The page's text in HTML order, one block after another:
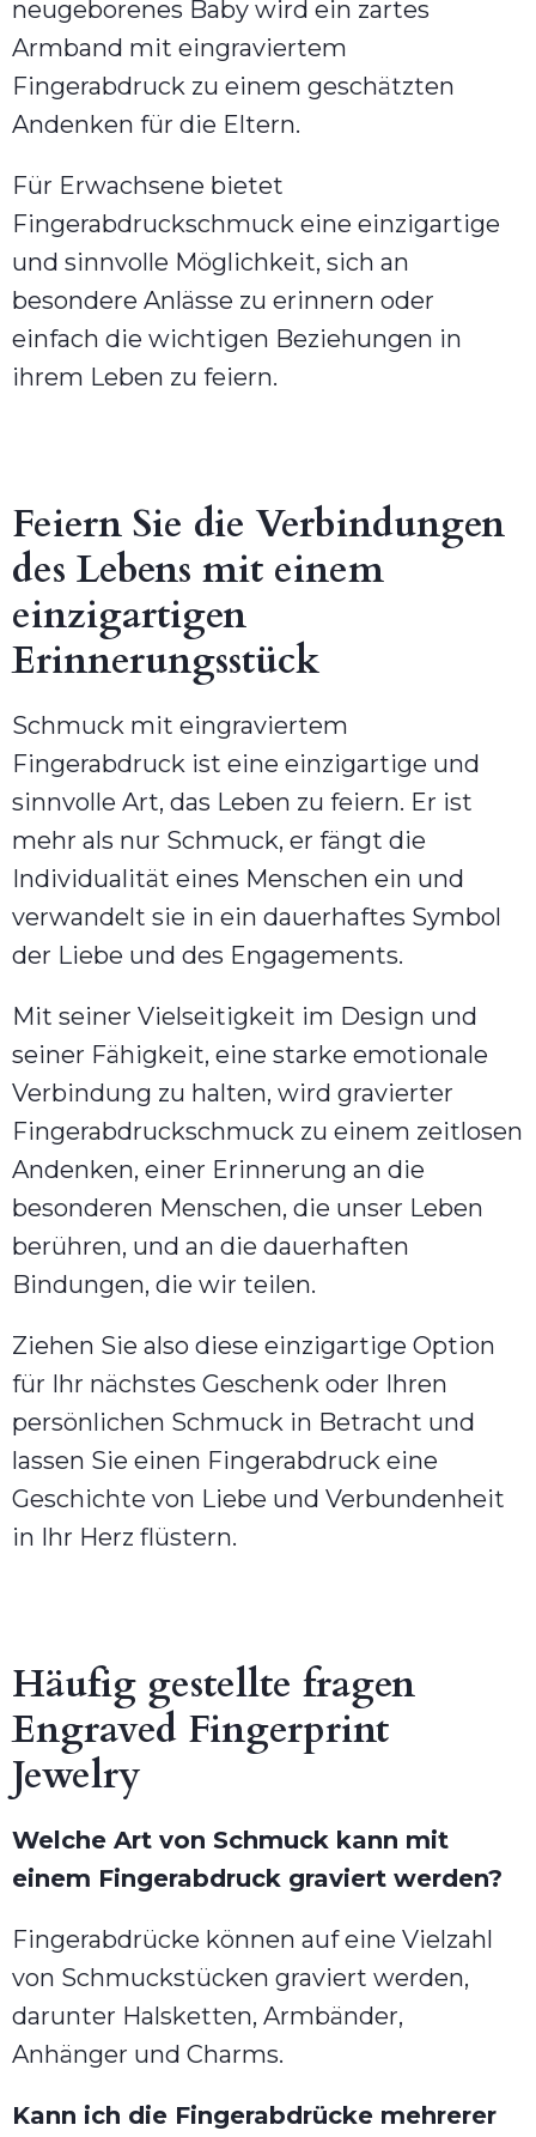
neugeborenes Baby wird ein zartes
Armband mit eingraviertem
Fingerabdruck zu einem geschätzten
Andenken für die Eltern.
Für Erwachsene bietet
Fingerabdruckschmuck eine einzigartige
und sinnvolle Möglichkeit, sich an
besondere Anlässe zu erinnern oder
einfach die wichtigen Beziehungen in
ihrem Leben zu feiern.
Feiern Sie die Verbindungen
des Lebens mit einem
einzigartigen
Erinnerungsstück
Schmuck mit eingraviertem
Fingerabdruck ist eine einzigartige und
sinnvolle Art, das Leben zu feiern. Er ist
mehr als nur Schmuck, er fängt die
Individualität eines Menschen ein und
verwandelt sie in ein dauerhaftes Symbol
der Liebe und des Engagements.
Mit seiner Vielseitigkeit im Design und
seiner Fähigkeit, eine starke emotionale
Verbindung zu halten, wird gravierter
Fingerabdruckschmuck zu einem zeitlosen
Andenken, einer Erinnerung an die
besonderen Menschen, die unser Leben
berühren, und an die dauerhaften
Bindungen, die wir teilen.
Ziehen Sie also diese einzigartige Option
für Ihr nächstes Geschenk oder Ihren
persönlichen Schmuck in Betracht und
lassen Sie einen Fingerabdruck eine
Geschichte von Liebe und Verbundenheit
in Ihr Herz flüstern.
Häufig gestellte fragen
Engraved Fingerprint
Jewelry
Welche Art von Schmuck kann mit
einem Fingerabdruck graviert werden?
Fingerabdrücke können auf eine Vielzahl
von Schmuckstücken graviert werden,
darunter Halsketten, Armbänder,
Anhänger und Charms.
Kann ich die Fingerabdrücke mehrerer